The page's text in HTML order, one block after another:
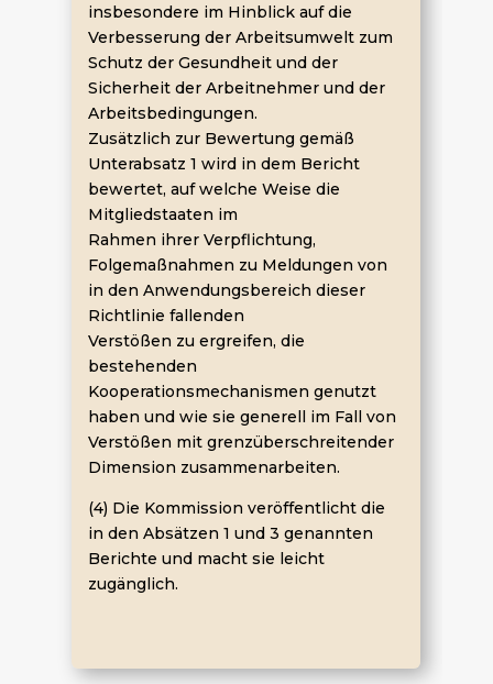
insbesondere im Hinblick auf die
Verbesserung der Arbeitsumwelt zum
Schutz der Gesundheit und der
Sicherheit der Arbeitnehmer und der
Arbeitsbedingungen.
Zusätzlich zur Bewertung gemäß
Unterabsatz 1 wird in dem Bericht
bewertet, auf welche Weise die
Mitgliedstaaten im
Rahmen ihrer Verpflichtung,
Folgemaßnahmen zu Meldungen von
in den Anwendungsbereich dieser
Richtlinie fallenden
Verstößen zu ergreifen, die
bestehenden
Kooperationsmechanismen genutzt
haben und wie sie generell im Fall von
Verstößen mit grenzüberschreitender
Dimension zusammenarbeiten.
(4) Die Kommission veröffentlicht die
in den Absätzen 1 und 3 genannten
Berichte und macht sie leicht
zugänglich.